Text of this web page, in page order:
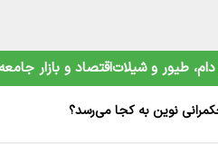
دام، طیور و شیلاتاقتصاد و بازار
تعیین می‌شود؟
نوین به کجا می‌رسد؟